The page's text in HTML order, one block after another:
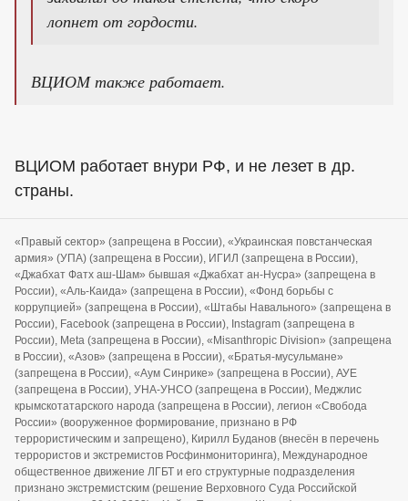
лопнет от гордости.
ВЦИОМ также работает.
ВЦИОМ работает внури РФ, и не лезет в др.
страны.
«Правый сектор» (запрещена в России), «Украинская повстанческая
армия» (УПА) (запрещена в России), ИГИЛ (запрещена в России),
«Джабхат Фатх аш-Шам» бывшая «Джабхат ан-Нусра» (запрещена в
России), «Аль-Каида» (запрещена в России), «Фонд борьбы с
коррупцией» (запрещена в России), «Штабы Навального» (запрещена в
России), Facebook (запрещена в России), Instagram (запрещена в
России), Meta (запрещена в России), «Misanthropic Division» (запрещена
в России), «Азов» (запрещена в России), «Братья-мусульмане»
(запрещена в России), «Аум Синрике» (запрещена в России), АУЕ
(запрещена в России), УНА-УНСО (запрещена в России), Меджлис
крымскотатарского народа (запрещена в России), легион «Свобода
России» (вооруженное формирование, признано в РФ
террористическим и запрещено), Кирилл Буданов (внесён в перечень
террористов и экстремистов Росфинмониторинга), Международное
общественное движение ЛГБТ и его структурные подразделения
признано экстремистским (решение Верховного Суда Российской